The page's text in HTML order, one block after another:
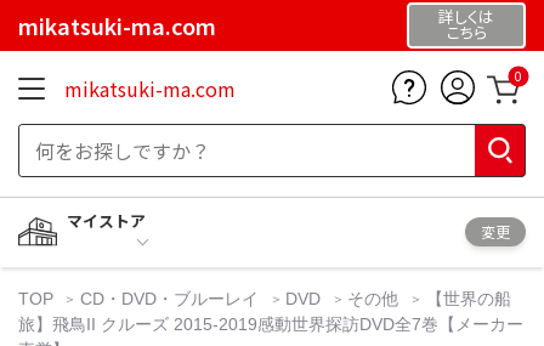
mikatsuki-ma.com 詳しくは
こちら
mikatsuki-ma.com 0
マイストア
変更
TOP CD・DVD・ブルーレイ DVD その他
【世界の船
旅】飛鳥II クルーズ 2015-2019感動世界探訪DVD全7巻【メーカー